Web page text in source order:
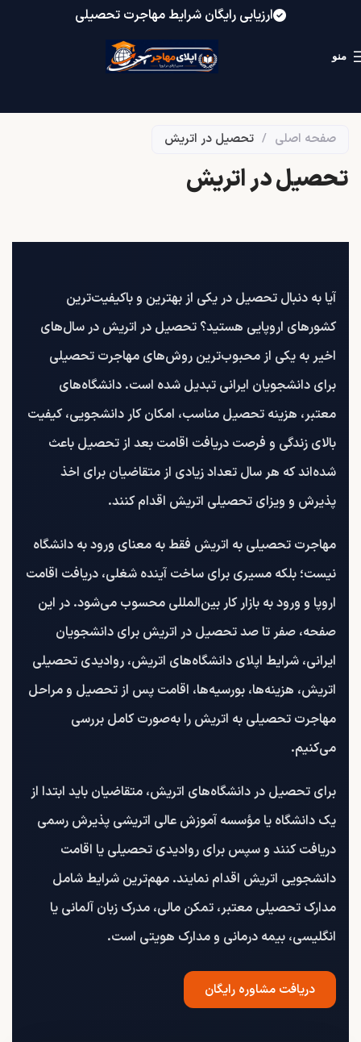
ارزیابی رایگان شرایط مهاجرت تحصیلی
منو
صفحه اصلی / تحصیل در اتریش
تحصیل در اتریش
آیا به دنبال تحصیل در یکی از بهترین و باکیفیت‌ترین
کشورهای اروپایی هستید؟ تحصیل در اتریش در سال‌های
اخیر به یکی از محبوب‌ترین روش‌های مهاجرت تحصیلی
برای دانشجویان ایرانی تبدیل شده است. دانشگاه‌های
معتبر، هزینه تحصیل مناسب، امکان کار دانشجویی، کیفیت
بالای زندگی و فرصت دریافت اقامت بعد از تحصیل باعث
شده‌اند که هر سال تعداد زیادی از متقاضیان برای اخذ
پذیرش و ویزای تحصیلی اتریش اقدام کنند.
مهاجرت تحصیلی به اتریش فقط به معنای ورود به دانشگاه
نیست؛ بلکه مسیری برای ساخت آینده شغلی، دریافت اقامت
اروپا و ورود به بازار کار بین‌المللی محسوب می‌شود. در این
صفحه، صفر تا صد تحصیل در اتریش برای دانشجویان
ایرانی، شرایط اپلای دانشگاه‌های اتریش، روادیدی تحصیلی
اتریش، هزینه‌ها، بورسیه‌ها، اقامت پس از تحصیل و مراحل
مهاجرت تحصیلی به اتریش را به‌صورت کامل بررسی
می‌کنیم.
برای تحصیل در دانشگاه‌های اتریش، متقاضیان باید ابتدا از
یک دانشگاه یا مؤسسه آموزش عالی اتریشی پذیرش رسمی
دریافت کنند و سپس برای روادیدی تحصیلی یا اقامت
دانشجویی اتریش اقدام نمایند. مهم‌ترین شرایط شامل
مدارک تحصیلی معتبر، تمکن مالی، مدرک زبان آلمانی یا
انگلیسی، بیمه درمانی و مدارک هویتی است.
دریافت مشاوره رایگان